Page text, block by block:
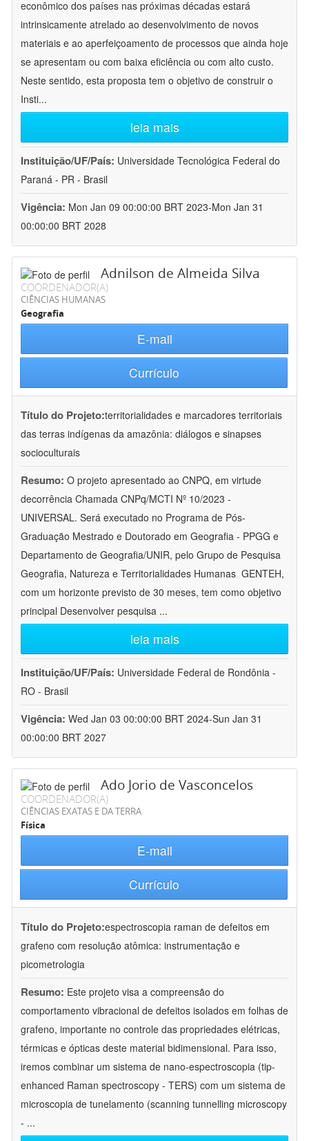
econômico dos países nas próximas décadas estará
intrinsicamente atrelado ao desenvolvimento de novos
materiais e ao aperfeiçoamento de processos que ainda hoje
se apresentam ou com baixa eficiência ou com alto custo.
Neste sentido, esta proposta tem o objetivo de construir o
Insti...
leia mais
Instituição/UF/País: Universidade Tecnológica Federal do
Paraná - PR - Brasil
Vigência: Mon Jan 09 00:00:00 BRT 2023-Mon Jan 31
00:00:00 BRT 2028
Adnilson de Almeida Silva
COORDENADOR(A)
CIÊNCIAS HUMANAS
Geografia
E-mail
Currículo
Título do Projeto:territorialidades e marcadores territoriais
das terras indígenas da amazônia: diálogos e sinapses
socioculturais
Resumo: O projeto apresentado ao CNPQ, em virtude
decorrência Chamada CNPq/MCTI Nº 10/2023 -
UNIVERSAL. Será executado no Programa de Pós-
Graduação Mestrado e Doutorado em Geografia - PPGG e
Departamento de Geografia/UNIR, pelo Grupo de Pesquisa
Geografia, Natureza e Territorialidades Humanas  GENTEH,
com um horizonte previsto de 30 meses, tem como objetivo
principal Desenvolver pesquisa ...
leia mais
Instituição/UF/País: Universidade Federal de Rondônia -
RO - Brasil
Vigência: Wed Jan 03 00:00:00 BRT 2024-Sun Jan 31
00:00:00 BRT 2027
Ado Jorio de Vasconcelos
COORDENADOR(A)
CIÊNCIAS EXATAS E DA TERRA
Física
E-mail
Currículo
Título do Projeto:espectroscopia raman de defeitos em
grafeno com resolução atômica: instrumentação e
picometrologia
Resumo: Este projeto visa a compreensão do
comportamento vibracional de defeitos isolados em folhas de
grafeno, importante no controle das propriedades elétricas,
térmicas e ópticas deste material bidimensional. Para isso,
iremos combinar um sistema de nano-espectroscopia (tip-
enhanced Raman spectroscopy - TERS) com um sistema de
microscopia de tunelamento (scanning tunnelling microscopy
- ...